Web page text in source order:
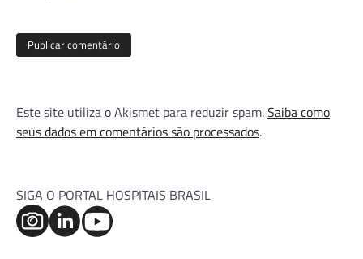
Este site utiliza o Akismet para reduzir spam.Saiba como
seus dados em comentários são processados.
SIGA O PORTAL HOSPITAIS BRASIL